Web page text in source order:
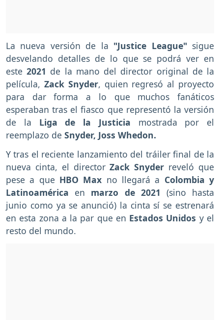
La nueva versión de la "Justice League" sigue
desvelando detalles de lo que se podrá ver en
este2021 de la mano del director original de la
película, Zack Snyder, quien regresó al proyecto
para dar forma a lo que muchos fanáticos
esperaban tras el fiasco que representó la versión
de la Liga de la Justicia mostrada por el
reemplazo de Snyder, Joss Whedon.
Y tras el reciente lanzamiento del tráiler final de la
nueva cinta, el directorZack Snyder reveló que
pese a que HBO Max no llegará a Colombia y
Latinoamérica en marzo de 2021 (sino hasta
junio como ya se anunció) la cinta sí se estrenará
en esta zona a la par que en Estados Unidos y el
resto del mundo.